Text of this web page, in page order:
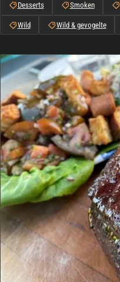
Desserts Smoken
Wild Wild & gevogelte